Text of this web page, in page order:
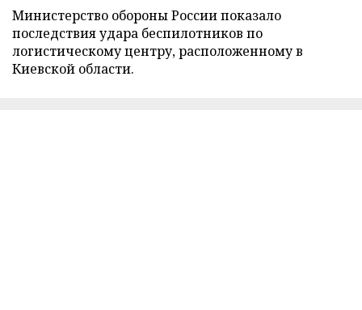
Министерство обороны России показало
последствия удара беспилотников по
логистическому центру, расположенному в
Киевской области.